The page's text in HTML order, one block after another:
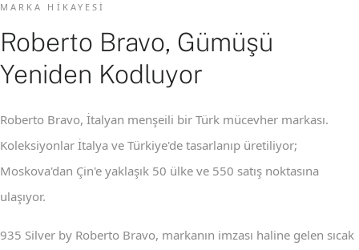
MARKA HIKAYESI
Roberto Bravo, Gümüşü
Yeniden Kodluyor
Roberto Bravo, İtalyan menşeili bir Türk mücevher markası.
Koleksiyonlar İtalya ve Türkiye'de tasarlanıp üretiliyor;
Moskova'dan Çin'e yaklaşık 50 ülke ve 550 satış noktasına
ulaşıyor.
935 Silver by Roberto Bravo, markanın imzası haline gelen sıcak